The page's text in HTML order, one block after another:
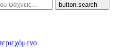
button.search